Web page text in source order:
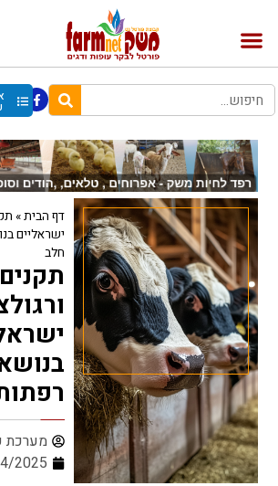
דף הבית»
ישראליים
חלב
תקנים
מערכת
2025